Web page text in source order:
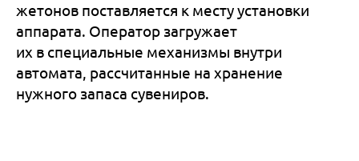
жетонов поставляется к месту установки
аппарата. Оператор загружает
их в специальные механизмы внутри
автомата, рассчитанные на хранение
нужного запаса сувениров.